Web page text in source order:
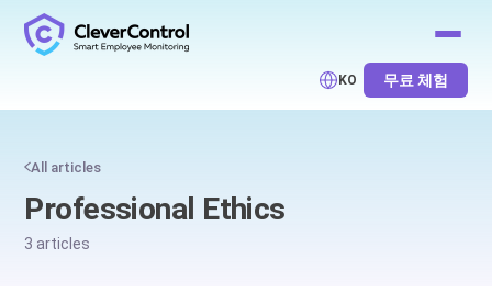
KO 무료 체험
All articles
Professional Ethics
3 articles